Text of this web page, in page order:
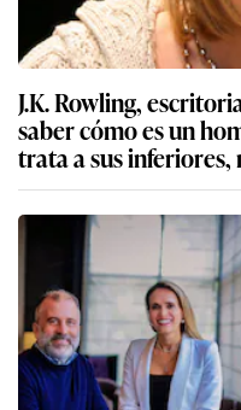
J.K. Rowling,
saber cómo es un
trata a sus inferiores,